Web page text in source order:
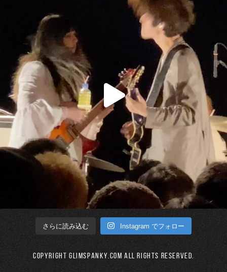
さらに読み込む Instagram でフォロー
Copyright GLIMSPANKY.COM All Rights Reserved.